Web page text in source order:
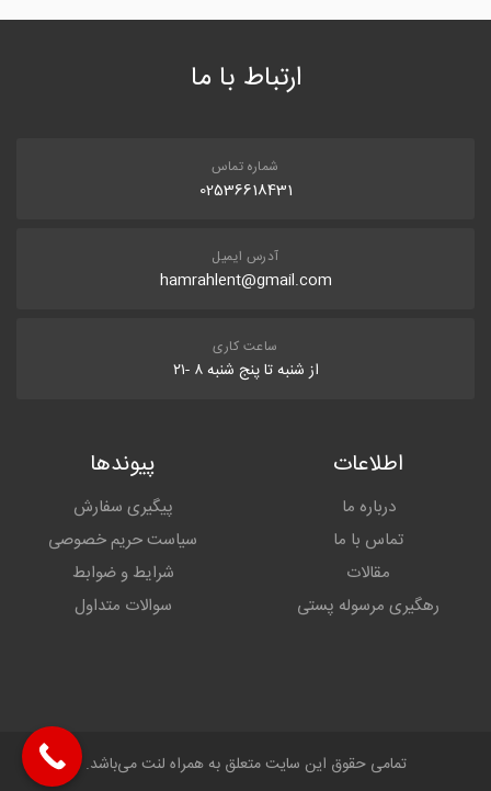
ارتباط با ما
شماره تماس
02536618431
آدرس ایمیل
hamrahlent@gmail.com
ساعت کاری
از شنبه تا پنج شنبه ۸ -۲۱
اطلاعات
درباره ما
تماس با ما
مقالات
رهگیری مرسوله پستی
پیوندها
پیگیری سفارش
سیاست حریم خصوصی
شرایط و ضوابط
سوالات متداول
تمامی حقوق این سایت متعلق به همراه لنت می‌باشد.